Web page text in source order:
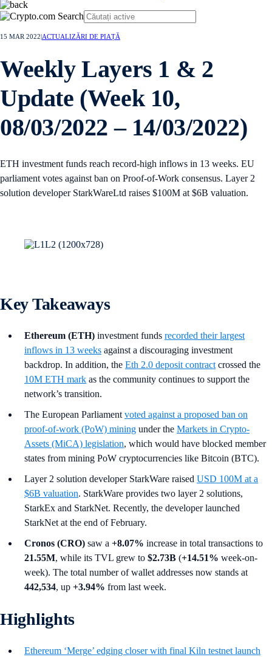
15 MAR 2022 ACTUALIZĂRI DE PIAȚĂ
Weekly Layers 1 & 2
Update (Week 10,
08/03/2022 – 14/03/2022)
ETH investment funds reach record-high inflows in 13 weeks. EU
parliament votes against ban on Proof-of-Work consensus. Layer 2
solution developer StarkWareLtd raises $100M at $6B valuation.
Key Takeaways
Ethereum (ETH) investment funds recorded their largest
inflows in 13 weeks against a discouraging investment
backdrop. In addition, the Eth 2.0 deposit contract crossed the
10M ETH mark as the community continues to support the
network’s transition.
The European Parliament voted against a proposed ban on
proof-of-work (PoW) mining under the Markets in Crypto-
Assets (MiCA) legislation, which would have blocked member
states from mining PoW cryptocurrencies like Bitcoin (BTC).
Layer 2 solution developer StarkWare raised USD 100M at a
$6B valuation. StarkWare provides two layer 2 solutions,
StarkEx and StarkNet. Recently, the developer launched
StarkNet at the end of February.
Cronos (CRO) saw a +8.07% increase in total transactions to
21.55M, while its TVL grew to $2.73B (+14.51% week-on-
week). The total number of wallet addresses now stands at
442,534, up +3.94% from last week.
Highlights
Ethereum ‘Merge’ edging closer with final Kiln testnet launch